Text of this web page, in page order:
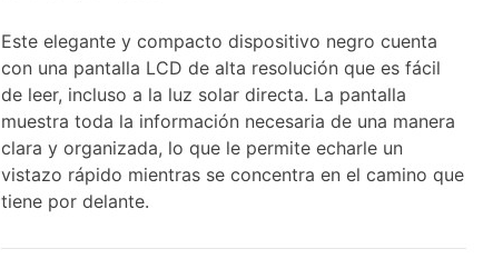
Este elegante y compacto dispositivo negro cuenta
con una pantalla LCD de alta resolución que es fácil
de leer, incluso a la luz solar directa. La pantalla
muestra toda la información necesaria de una manera
clara y organizada, lo que le permite echarle un
vistazo rápido mientras se concentra en el camino que
tiene por delante.